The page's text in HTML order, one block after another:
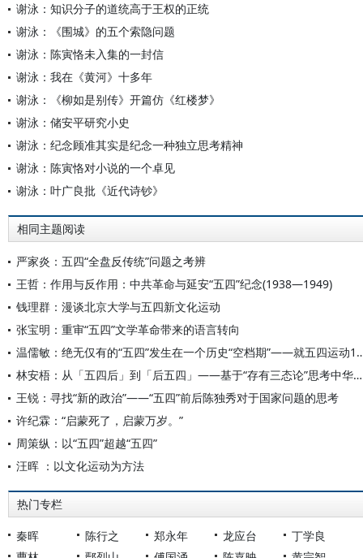
谢泳：知识分子的道统高于王权的正统
谢泳：《围城》的五个索隐问题
谢泳：陈寅恪未入集的一封信
谢泳：我在《黄河》十多年
谢泳：《柳如是别传》开篇仿《红楼梦》
谢泳：储安平研究小史
谢泳：纪念顾准其实是纪念一种独立思考精神
谢泳：陈寅恪对小说的一个卓见
谢泳：叶广良批《近代诗钞》
相同主题阅读
严家炎：五四“全盘反传统”问题之考辨
王哲：作用与反作用：中共革命与延安“五四”纪念(1938—1949)
钱理群：漫谈北京大学与五四新文化运动
张宝明：重审“五四”文学革命带来的语言转向
温儒敏：绝无仅有的“五四”发生在一
林安梧：从「五四后」到「后五四」——基于“存有三态论”思考中华文明在21世纪的角色
王锐：寻找“新的政治”——“五四”前后陈独秀对于国家问题的思考
许纪霖：“启蒙死了，启蒙万岁。”
周策纵：以“五四”超越“五四”
汪晖 ：以文化运动为方法
热门专栏
秦晖 陈行之 郑永年 龙应台
丁学良